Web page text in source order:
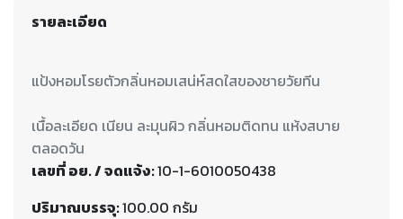
รายละเอียด
เนื้อละเอียด เนียน ละมุนผิว กลิ่นหอมติดทน แห้งสบาย
เลขที่ อย. / จดแจ้ง:10-1-6010050438
ปริมาณบรรจุ:100.00 กรัม